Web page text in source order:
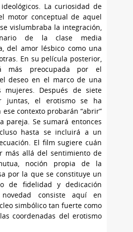
La curiosidad de
motor conceptual de aquel
vislumbraba la integración,
de la clase media
del amor lésbico como una
En su película posterior,
más preocupada por el
deseo en el marco de una
mujeres. Después de siete
juntas, el erotismo se ha
contexto probarán “abrir”
pareja. Se sumará entonces
hasta se incluirá a un
El film sugiere cuán
más allá del sentimiento de
noción propia de la
por la que se constituye un
de fidelidad y dedicación
consiste aquí en
simbólico tan fuerte como
coordenadas del erotismo